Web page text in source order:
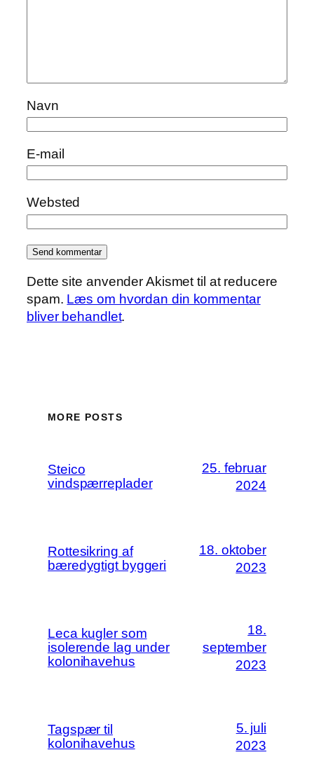
Navn
E-mail
Websted
Dette site anvender Akismet til at reducere
spam. Læs om hvordan din kommentar
bliver behandlet.
MORE POSTS
Steico
vindspærreplader
25. februar
2024
Rottesikring af
bæredygtigt byggeri
18. oktober
2023
Leca kugler som
isolerende lag under
kolonihavehus
18.
september
2023
Tagspær til
kolonihavehus
5. juli
2023